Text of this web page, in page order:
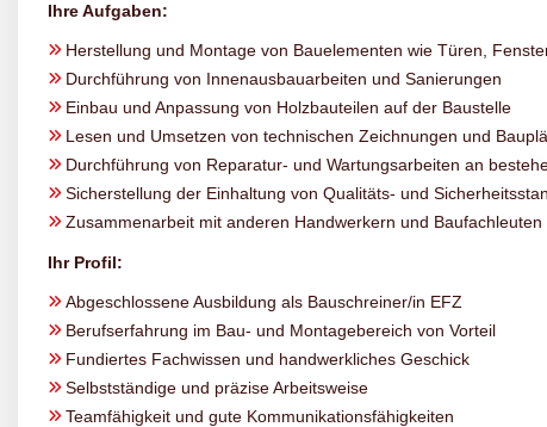
Ihre Aufgaben:
Herstellung und Montage von Bauelementen wie Türen,
Durchführung von Innenausbauarbeiten und Sanierungen
Einbau und Anpassung von Holzbauteilen auf der Baustelle
Lesen und Umsetzen von technischen Zeichnungen und
Durchführung von Reparatur- und Wartungsarbeiten an
Sicherstellung der Einhaltung von Qualitäts- und
Zusammenarbeit mit anderen Handwerkern und Baufachleuten
Ihr Profil:
Abgeschlossene Ausbildung als Bauschreiner/in EFZ
Berufserfahrung im Bau- und Montagebereich von Vorteil
Fundiertes Fachwissen und handwerkliches Geschick
Selbstständige und präzise Arbeitsweise
Teamfähigkeit und gute Kommunikationsfähigkeiten